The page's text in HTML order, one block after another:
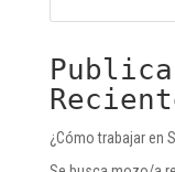
¿Cómo trabajar en